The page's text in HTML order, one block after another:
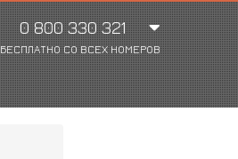
0 800 330 321
БЕСПЛАТНО СО ВСЕХ НОМЕРОВ